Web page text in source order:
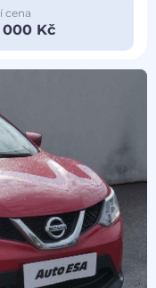
cena
000 Kč